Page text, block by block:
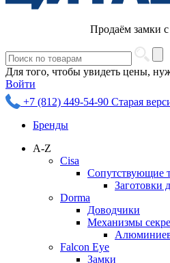
Продаём замки с
Для того, чтобы увидеть цены,
Войти
+7 (812) 449-54-90 Старая
Бренды
A-Z
Cisa
Сопутствующие
Заготовки
Dorma
Доводчики
Механизмы
Falcon Eye
Замки